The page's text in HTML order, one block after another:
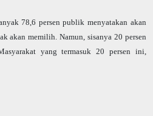
78,6 persen publik menyatakan akan
akan memilih. Namun, sisanya 20 persen
yang termasuk 20 persen ini,